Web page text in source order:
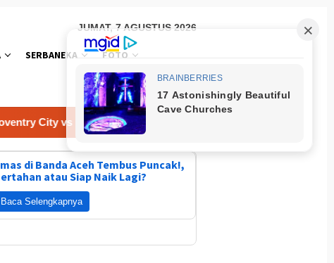
JUMAT, 7 AGUSTUS 2026
SERBANEKA FOTO
8 Agustus 2026
di Banda Aceh Tembus Puncak!,
atau Siap Naik Lagi?
Baca Selengkapnya